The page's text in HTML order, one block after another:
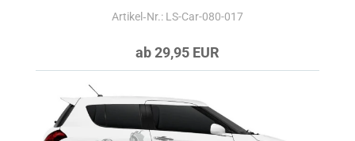
Artikel‑Nr.: LS-Car-080-017
ab 29,95 EUR